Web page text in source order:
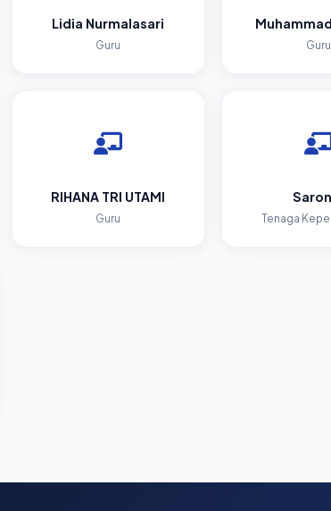
Lidia Nurmalasari
Guru Guru
RIHANA TRI UTAMI
Guru Tenaga